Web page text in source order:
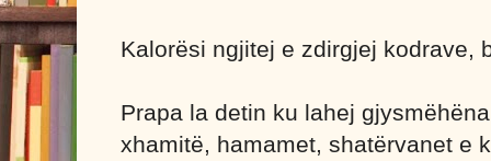
Kalorësi ngjitej e zdirgjej kodrave,
Prapa la detin ku lahej
xhamitë, hamamet, shatërvanet e